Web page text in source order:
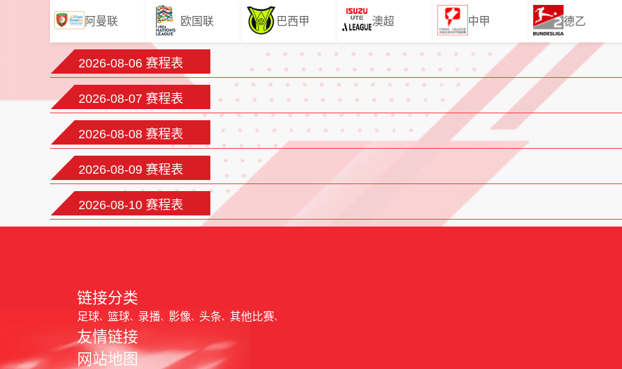
阿曼联 欧国联 巴西甲 澳超 中甲 德乙
2026-08-06 赛程表
2026-08-07 赛程表
2026-08-08 赛程表
2026-08-09 赛程表
2026-08-10 赛程表
链接分类
足球 篮球 录播 影像 头条 其他比赛
友情链接
网站地图